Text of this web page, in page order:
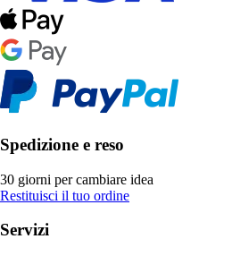
Spedizione e reso
30 giorni per cambiare idea
Restituisci il tuo ordine
Servizi